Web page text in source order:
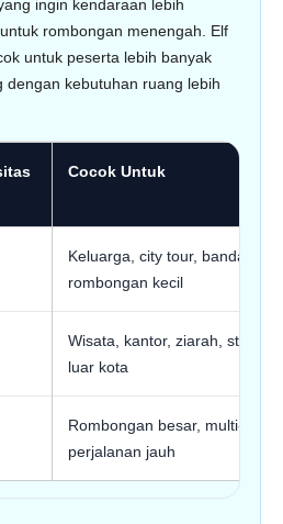
ingin kendaraan lebih
rombongan menengah. Elf
untuk peserta lebih banyak
dengan kebutuhan ruang lebih
Cocok Untuk
Keluarga, city tour, bandara,
rombongan kecil
Wisata, kantor, ziarah, study
luar kota
Rombongan besar, multi-hari,
perjalanan jauh